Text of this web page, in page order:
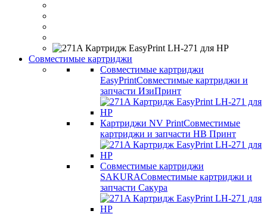
Совместимые картриджи
Совместимые картриджи
EasyPrintСовместимые картриджи и
запчасти ИзиПринт
Картриджи NV PrintСовместимые
картриджи и запчасти НВ Принт
Совместимые картриджи
SAKURAСовместимые картриджи и
запчасти Сакура